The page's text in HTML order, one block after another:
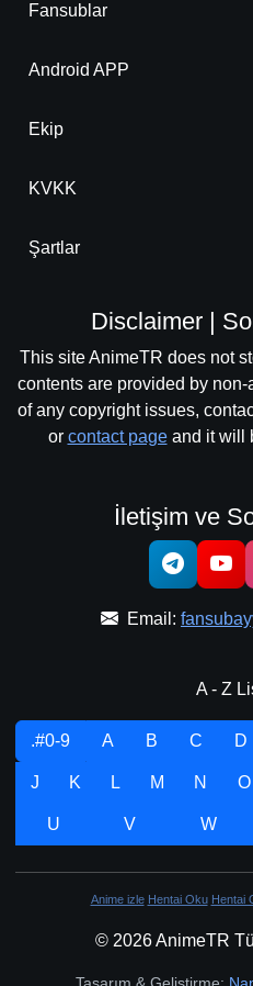
Fansublar
Android APP
Ekip
KVKK
Şartlar
Disclaimer |
This site AnimeTR does not
contents are provided by
of any copyright issues,
or contact pageand it will
İletişim ve
Email:
A - Z
.#0-9 A B C D
J K L M N O
U V W
Anime izle Hentai Oku Hentai
© 2026 AnimeTR
Tasarım & Geliştirme: